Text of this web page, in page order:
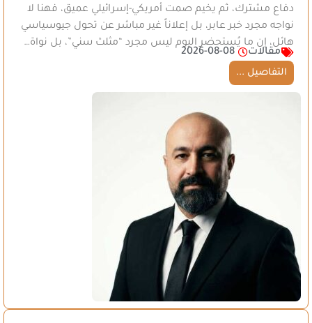
دفاع مشترك، ثم يخيم صمت أمريكي-إسرائيلي عميق، فهنا لا
نواجه مجرد خبر عابر، بل إعلاناً غير مباشر عن تحول جيوسياسي
هائل، إن ما يُستحضر اليوم ليس مجرد “مثلث سني”، بل نواة…
مقالات
2026-08-08
التفاصيل ...